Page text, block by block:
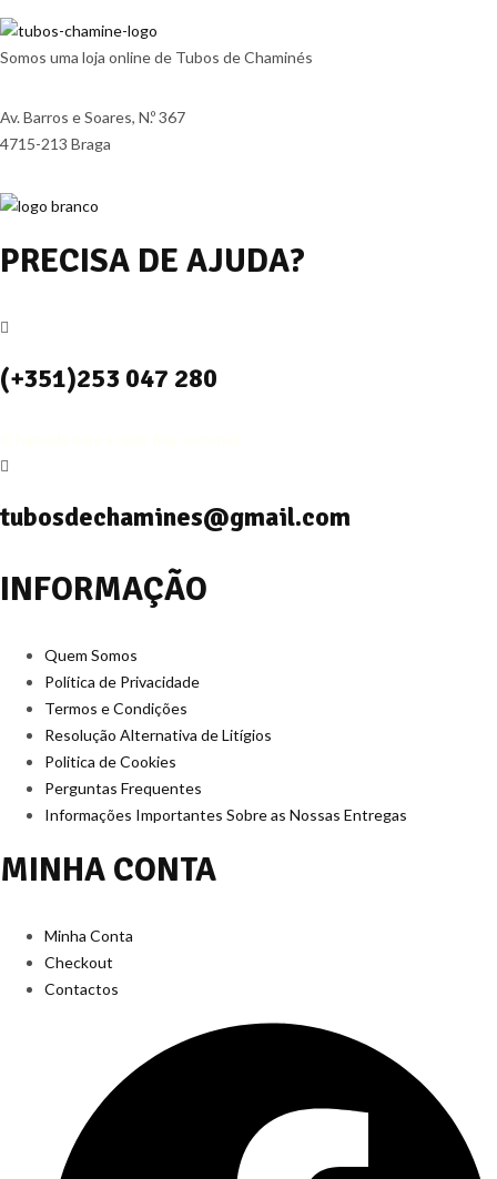
Somos uma loja online de Tubos de Chaminés
Av. Barros e Soares, N.º 367
4715-213 Braga
PRECISA DE AJUDA?
(+351)253 047 280
tubosdechamines@gmail.com
INFORMAÇÃO
Quem Somos
Política de Privacidade
Termos e Condições
Resolução Alternativa de Litígios
Politica de Cookies
Perguntas Frequentes
Informações Importantes Sobre as Nossas Entregas
MINHA CONTA
Minha Conta
Checkout
Contactos